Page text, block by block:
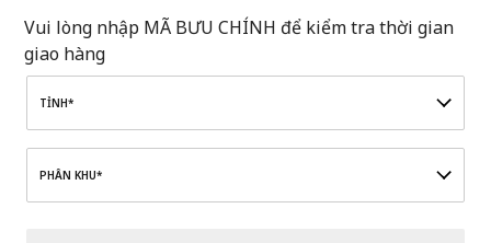
Vui lòng nhập MÃ BƯU CHÍNH để kiểm tra thời gian
giao hàng
TỈNH*
PHÂN KHU*